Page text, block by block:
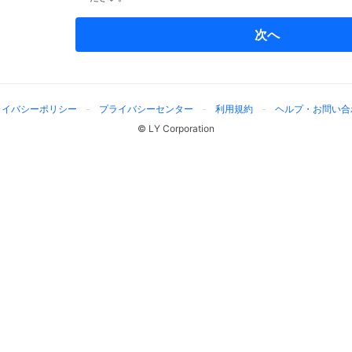
次へ
バシーポリシー プライバシーセンター 利用規約
ヘルプ・お問い
© LY Corporation